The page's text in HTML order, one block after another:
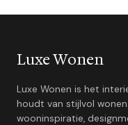
Luxe Wonen
Luxe Wonen is het
houdt van stijlvol
wooninspiratie,